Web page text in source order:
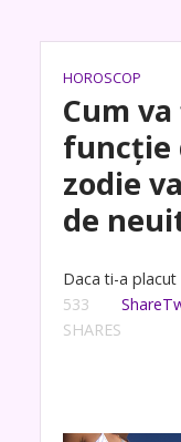
HOROSCOP
Cum
funcţie
zodie
de
Daca ti-a
533
SHARES
Share